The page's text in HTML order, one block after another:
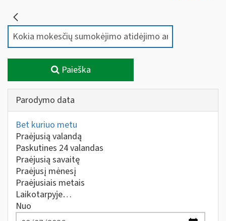
Paieška
Parodymo data
Bet kuriuo metu
Praėjusią valandą
Paskutines 24 valandas
Praėjusią savaitę
Praėjusį mėnesį
Praėjusiais metais
Laikotarpyje…
Nuo